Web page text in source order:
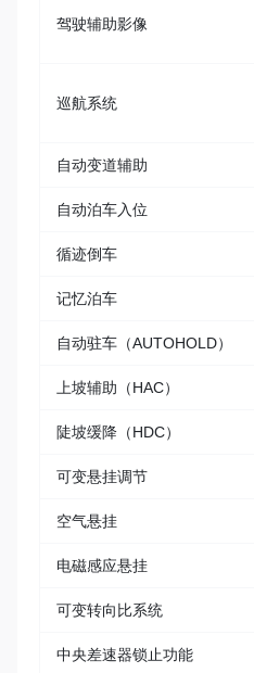
驾驶辅助影像
巡航系统
自动变道辅助
自动泊车入位
循迹倒车
记忆泊车
自动驻车（AUTOHOLD）
上坡辅助（HAC）
陡坡缓降（HDC）
可变悬挂调节
空气悬挂
电磁感应悬挂
可变转向比系统
中央差速器锁止功能